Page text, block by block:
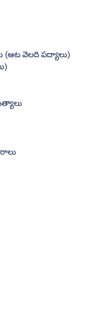
వెలది పద్యాలు)